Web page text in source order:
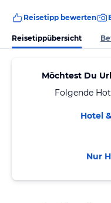
Reisetipp bewerten
Reisetippübersicht
Möchtest Du
Folgende
Hotel
Nur